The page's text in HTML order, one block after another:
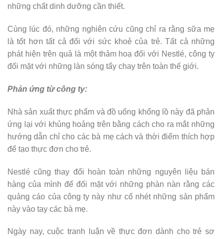
những chất dinh dưỡng cần thiết.
Cùng lúc đó, những nghiên cứu cũng chỉ ra rằng sữa mẹ
là tốt hơn tất cả đối với sức khoẻ của trẻ. Tất cả những
phát hiện trên quả là một thảm hoạ đối với Nestlé, công ty
đối mặt với những làn sóng tẩy chay trên toàn thế giới.
Phản ứng từ công ty:
Nhà sản xuất thực phẩm và đồ uống khổng lồ này đã phản
ứng lại với khủng hoảng trên bằng cách cho ra mắt những
hướng dẫn chỉ cho các bà mẹ cách và thời điểm thích hợp
để tạo thực đơn cho trẻ.
Nestlé cũng thay đổi hoàn toàn những nguyên liệu bán
hàng của mình để đối mặt với những phàn nàn rằng các
quảng cáo của công ty này như cố nhét những sản phẩm
này vào tay các bà mẹ.
Ngày nay, cuộc tranh luận về thực đơn dành cho trẻ sơ